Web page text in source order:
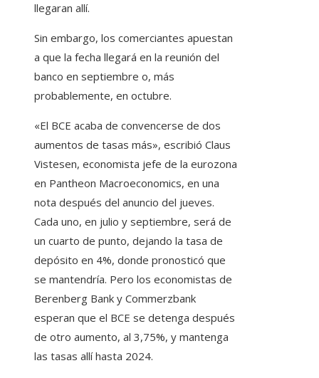
llegaran allí.
Sin embargo, los comerciantes apuestan
a que la fecha llegará en la reunión del
banco en septiembre o, más
probablemente, en octubre.
«El BCE acaba de convencerse de dos
aumentos de tasas más», escribió Claus
Vistesen, economista jefe de la eurozona
en Pantheon Macroeconomics, en una
nota después del anuncio del jueves.
Cada uno, en julio y septiembre, será de
un cuarto de punto, dejando la tasa de
depósito en 4%, donde pronosticó que
se mantendría. Pero los economistas de
Berenberg Bank y Commerzbank
esperan que el BCE se detenga después
de otro aumento, al 3,75%, y mantenga
las tasas allí hasta 2024.